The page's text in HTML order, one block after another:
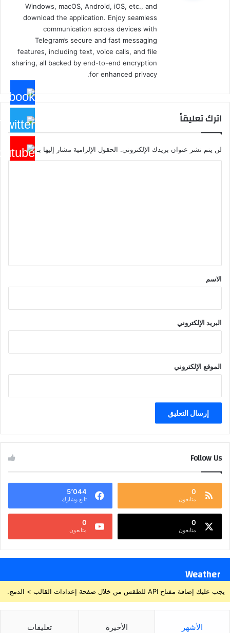
Windows, macOS, Android, iOS, etc., and
download the application. Enjoy seamless
communication across devices with
Telegram’s secure and fast messaging
features, including text, voice calls, and file
sharing, all backed by end-to-end encryption
for enhanced privacy.
اترك تعليقاً
لن يتم نشر عنوان بريدك الإلكتروني. الحقول الإلزامية مشار إليها بـ*
*
الاسم
البريد الإلكتروني
الموقع الإلكتروني
Follow Us
0
متابعون
5٬044
تابع وشارك
0
متابعون
0
متابعون
Weather
يجب عليك إضافة مفتاح API للطقس من خلال صفحة إعدادات القالب > الدمج.
الأشهر الأخيرة تعليقات